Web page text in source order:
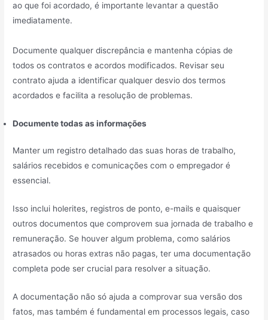
ao que foi acordado, é importante levantar a questão
imediatamente.
Documente qualquer discrepância e mantenha cópias de
todos os contratos e acordos modificados. Revisar seu
contrato ajuda a identificar qualquer desvio dos termos
acordados e facilita a resolução de problemas.
Documente todas as informações
Manter um registro detalhado das suas horas de trabalho,
salários recebidos e comunicações com o empregador é
essencial.
Isso inclui holerites, registros de ponto, e-mails e quaisquer
outros documentos que comprovem sua jornada de trabalho e
remuneração. Se houver algum problema, como salários
atrasados ou horas extras não pagas, ter uma documentação
completa pode ser crucial para resolver a situação.
A documentação não só ajuda a comprovar sua versão dos
fatos, mas também é fundamental em processos legais, caso